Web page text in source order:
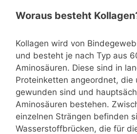
Woraus besteht
Kollagen wird von
und besteht je nach Typ aus
Aminosäuren. Diese sind in
Proteinketten angeordnet, die
gewunden sind und
Aminosäuren bestehen.
einzelnen Strängen befinden
Wasserstoffbrücken, die für